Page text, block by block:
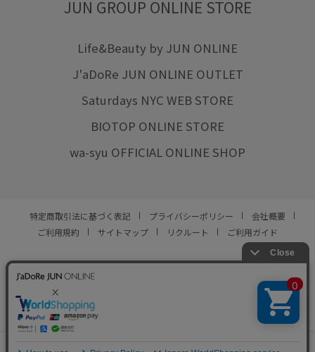
0
JUN GROUP ONLINE STORE
Life&Beauty by JUN ONLINE
J'aDoRe JUN ONLINE OUTLET
Saturdays NYC WEB STORE
BIOTOP ONLINE STORE
wa-syu OFFICIAL ONLINE SHOP
特定商取引法に基づく表記 プライバシーポリシー
会社概要
ご利用規約
サイトマップ リクルート ご利用ガイド
© JUN CO.,LTD. ALL RIGHTS RESERVED.